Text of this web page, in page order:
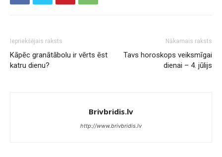
Iepriekšējais raksts
Kāpēc granātābolu ir vērts ēst
katru dienu?
Nākamais raksts
Tavs horoskops veiksmīgai
dienai – 4. jūlijs
Brivbridis.lv
http://www.brivbridis.lv